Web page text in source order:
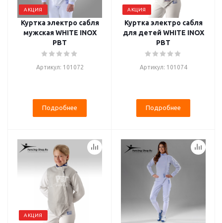
АКЦИЯ
Куртка электро сабля
мужская WHITE INOX
PBT
Артикул: 101072
Подробнее
АКЦИЯ
Куртка электро сабля
для детей WHITE INOX
PBT
Артикул: 101074
Подробнее
АКЦИЯ